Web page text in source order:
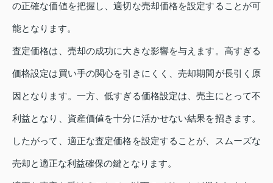
の正確な価値を把握し、適切な売却価格を設定することが可
能となります。
査定価格は、売却の成功に大きな影響を与えます。高すぎる
価格設定は買い手の関心を引きにくく、売却期間が長引く原
因となります。一方、低すぎる価格設定は、売主にとって不
利益となり、資産価値を十分に活かせない結果を招きます。
したがって、適正な査定価格を設定することが、スムーズな
売却と適正な利益確保の鍵となります。